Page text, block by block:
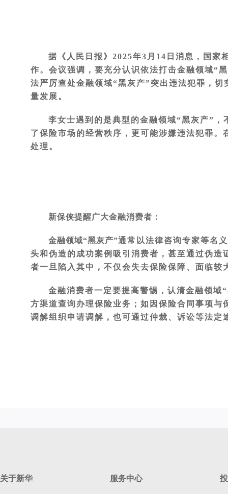
据《人民日报》2025年3月14日消息，国家
作。会议强调，要充分认识依法打击金融领域“
法严厉查处金融领域“黑灰产”突出违法犯罪，
量发展。
李女士遇到的是典型的金融领域“黑灰产”
了保险市场的经营秩序，更可能涉嫌违法犯罪
处理。
新保侠提醒广大金融消费者：
金融领域“黑灰产”通常以法律咨询专家等名
头和伪造的成功案例吸引消费者，甚至通过伪
者一旦陷入其中，不仅会失去保险保障、面临
金融消费者一定要提高警惕，认清金融领
方渠道查询办理保险业务；如因保险合同事项
调解组织申请调解，也可通过仲裁、诉讼等法定
关于新华 服务中心